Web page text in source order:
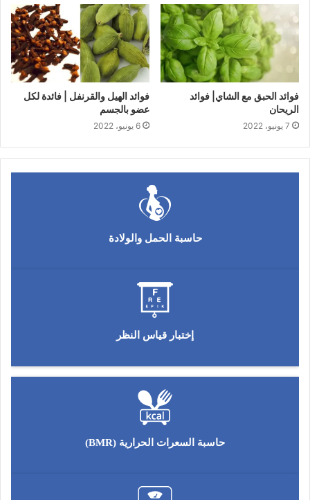
فوائد الحبق مع الشاي| فوائد
الريحان
7 يونيو، 2022
فوائد الهيل والقرنفل | فائدة لكل
عضو بالجسم
6 يونيو، 2022
حاسبة الحمل والولادة
إختبار قياس النظر
حاسبة السعرات الحرارية (BMR)